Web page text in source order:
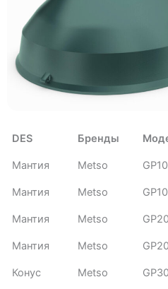
DES Бренды
Мантия Metso
Мантия Metso
Мантия Metso
Мантия Metso
Конус Metso